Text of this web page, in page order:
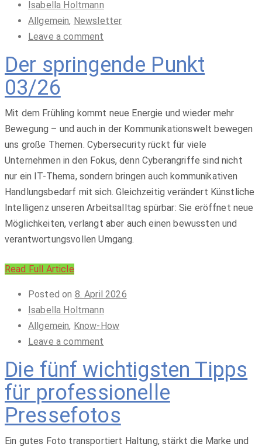
Isabella Holtmann
Allgemein, Newsletter
Leave a comment
Der springende Punkt
03/26
Mit dem Frühling kommt neue Energie und wieder mehr
Bewegung – und auch in der Kommunikationswelt bewegen
uns große Themen. Cybersecurity rückt für viele
Unternehmen in den Fokus, denn Cyberangriffe sind nicht
nur ein IT-Thema, sondern bringen auch kommunikativen
Handlungsbedarf mit sich. Gleichzeitig verändert Künstliche
Intelligenz unseren Arbeitsalltag spürbar: Sie eröffnet neue
Möglichkeiten, verlangt aber auch einen bewussten und
verantwortungsvollen Umgang.
Read Full Article
Posted on 8. April 2026
Isabella Holtmann
Allgemein, Know-How
Leave a comment
Die fünf wichtigsten Tipps
für professionelle
Pressefotos
Ein gutes Foto transportiert Haltung, stärkt die Marke und